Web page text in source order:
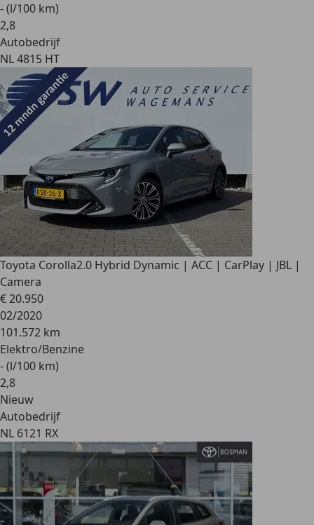
- (l/100 km)
2,8
Autobedrijf
NL 4815 HT
Toyota Corolla2.0 Hybrid Dynamic | ACC | CarPlay | JBL |
Camera
€ 20.950
02/2020
101.572 km
Elektro/Benzine
- (l/100 km)
2,8
Nieuw
Autobedrijf
NL 6121 RX